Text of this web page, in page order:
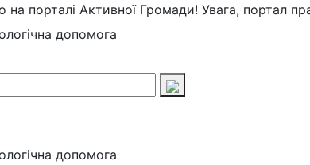
на порталі Активної Громади! Увага, портал
допомога
допомога